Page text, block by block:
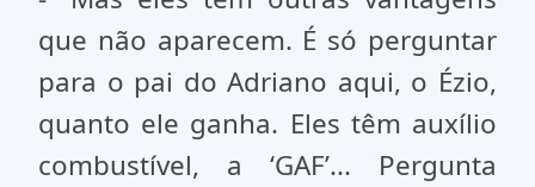
que não aparecem. É só perguntar
para o pai do Adriano aqui, o Ézio,
quanto ele ganha. Eles têm auxílio
combustível, a ‘GAF’... Pergunta